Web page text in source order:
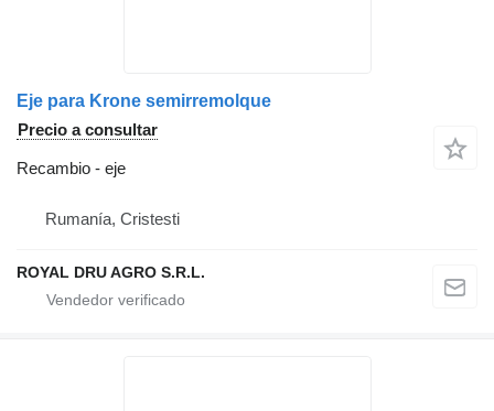
Eje para Krone semirremolque
Precio a consultar
Recambio - eje
Rumanía, Cristesti
ROYAL DRU AGRO S.R.L.